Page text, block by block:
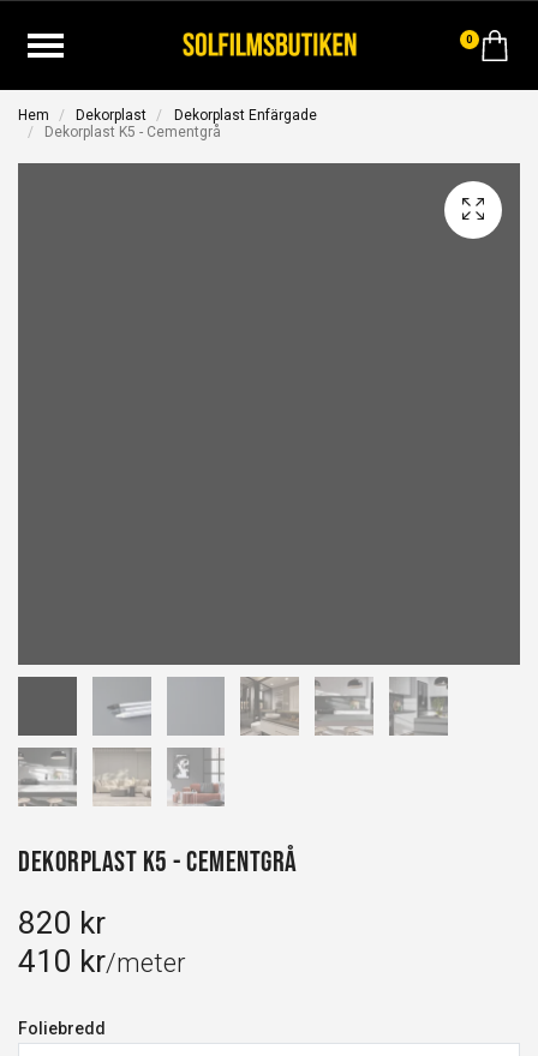
0
Hem Dekorplast
Dekorplast Enfärgade
Dekorplast K5 - Cementgrå
Dekorplast K5 - Cementgrå
820 kr
410 kr/meter
Foliebredd